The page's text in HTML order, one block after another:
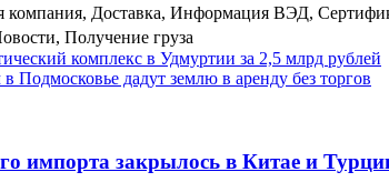
компания, Доставка, Информация ВЭД,
, Получение груза
комплекс в Удмуртии за 2,5 млрд рублей
Подмосковье дадут землю в аренду без торгов
импорта закрылось в Китае и